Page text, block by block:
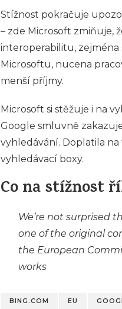
Stížnost pokračuje
– zde Microsoft zmiňuje,
interoperabilitu, zejména
Microsoftu, nucena
menší příjmy.
Microsoft si stěžuje i na
Google smluvně
vyhledávání. Doplatila na
vyhledávací boxy.
Co na stížnost
We’re not surprised
one of the original
the European
works
BING.COM EU